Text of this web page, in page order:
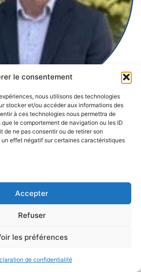
le consentement
nous utilisons des technologies
stocker et/ou accéder aux informations des
à ces technologies nous permettra de
le comportement de navigation ou les ID
de ne pas consentir ou de retirer son
effet négatif sur certaines caractéristiques
Accepter
Refuser
les préférences
de confidentialité